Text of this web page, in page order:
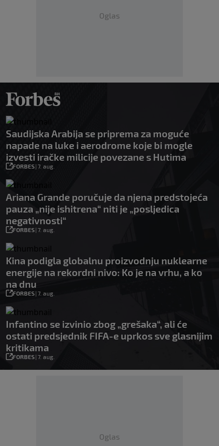
Oglas
Saudijska Arabija se priprema za moguće
napade na luke i aerodrome koje bi mogle
izvesti iračke milicije povezane s Hutima
FORBES| 7. aug.
Ariana Grande poručuje da njena predstojeća
pauza „nije ishitrena“ niti je „posljedica
negativnosti“
FORBES| 7. aug.
Kina podigla globalnu proizvodnju nuklearne
energije na rekordni nivo: Ko je na vrhu, a ko
na dnu
FORBES| 7. aug.
Infantino se izvinio zbog „grešaka“, ali će
ostati predsjednik FIFA-e uprkos sve glasnijim
kritikama
FORBES| 7. aug.
Oglas